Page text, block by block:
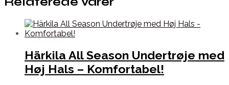
Härkila All Season Undertrøje med
Høj Hals – Komfortabel!